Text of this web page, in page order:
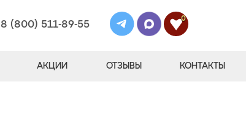
8 (800) 511-89-55
0
АКЦИИ ОТЗЫВЫ КОНТАКТЫ